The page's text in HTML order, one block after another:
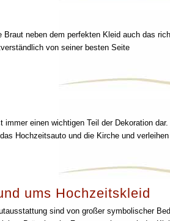
Braut neben dem perfekten Kleid auch das
von seiner besten Seite
immer einen wichtigen Teil der Dekoration
Hochzeitsauto und die Kirche und
ums Hochzeitskleid
sind von großer symbolischer